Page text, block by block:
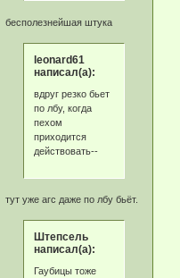
бесполезнейшая штука
leonard61
написал(а):
вдруг резко бьет
по лбу, когда
пехом
приходится
действовать--
тут уже агс даже по лбу бьёт.
Штепсель
написал(а):
Гаубицы тоже